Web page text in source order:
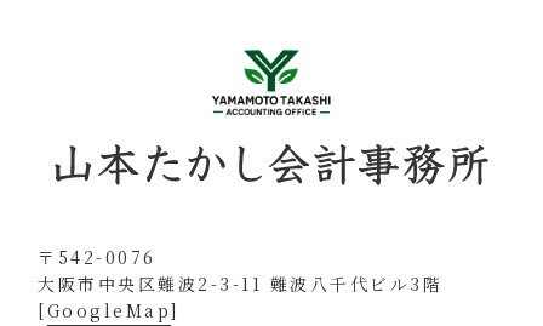
〒542-0076
大阪市中央区難波2-3-11 難波八千代ビル3階
[GoogleMap]